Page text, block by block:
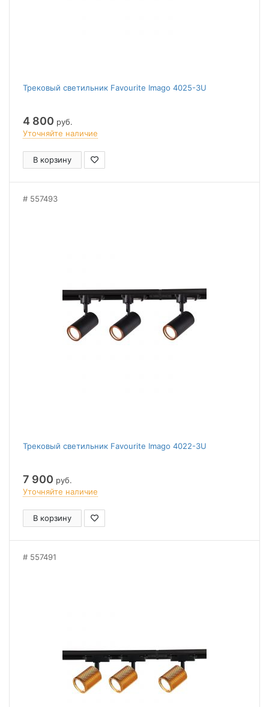
Трековый светильник Favourite Imago 4025-3U
4 800 руб.
Уточняйте наличие
В корзину
557493
Трековый светильник Favourite Imago 4022-3U
7 900 руб.
Уточняйте наличие
В корзину
557491